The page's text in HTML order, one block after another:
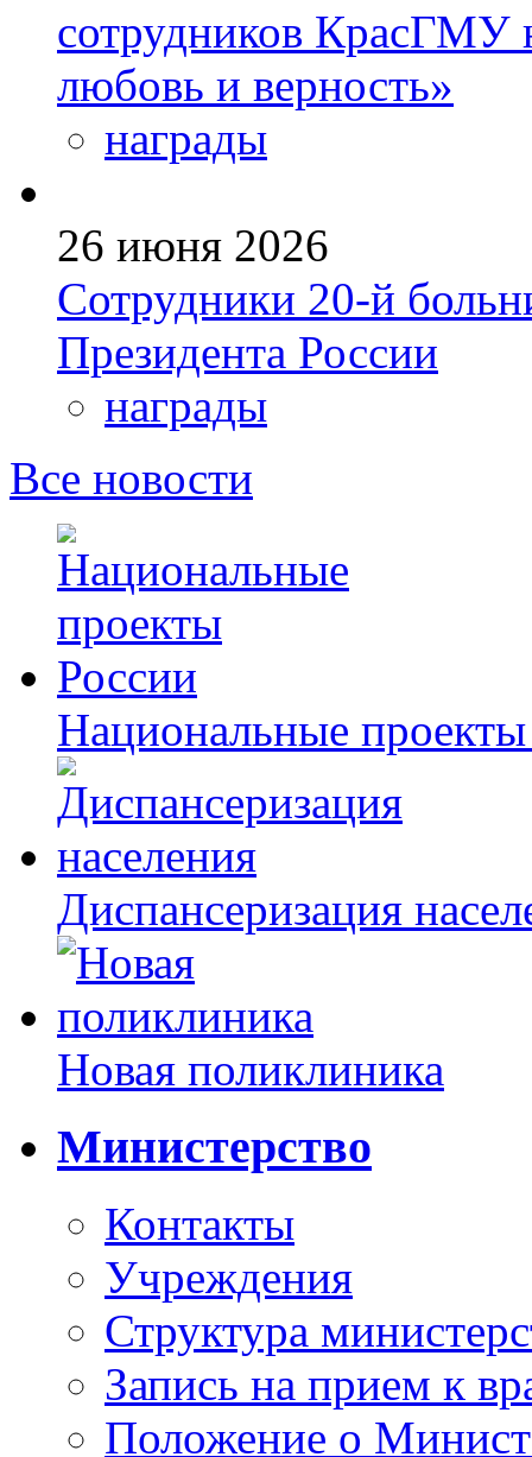
сотрудников КрасГМУ
любовь и верность»
награды
26 июня 2026
Сотрудники 20-й
Президента России
награды
Все новости
Национальные
Диспансеризация
Новая поликлиника
Министерство
Контакты
Учреждения
Структура
Запись на прием к
Положение о